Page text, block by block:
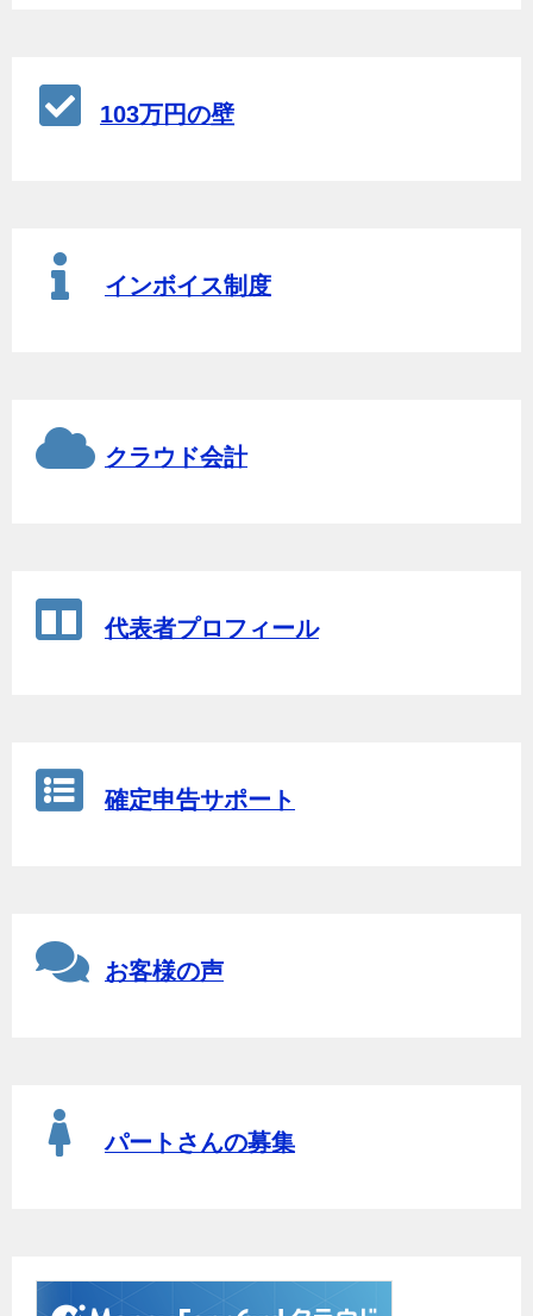
103万円の壁
インボイス制度
クラウド会計
代表者プロフィール
確定申告サポート
お客様の声
パートさんの募集